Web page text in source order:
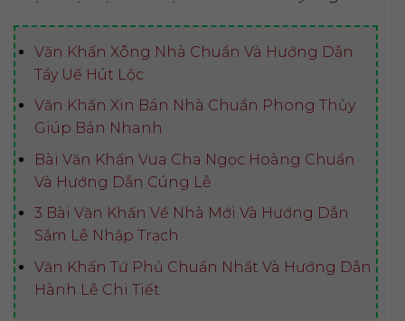
Văn Khấn Xông Nhà Chuẩn Và Hướng Dẫn
Tẩy Uế Hút Lộc
Văn Khấn Xin Bán Nhà Chuẩn Phong Thủy
Giúp Bán Nhanh
Bài Văn Khấn Vua Cha Ngọc Hoàng Chuẩn
Và Hướng Dẫn Cúng Lễ
3 Bài Văn Khấn Về Nhà Mới Và Hướng Dẫn
Sắm Lễ Nhập Trạch
Văn Khấn Tứ Phủ Chuẩn Nhất Và Hướng Dẫn
Hành Lễ Chi Tiết